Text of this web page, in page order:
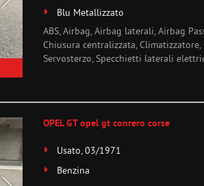
Blu Metallizzato
ABS, Airbag, Airbag laterali, Airbag
Chiusura centralizzata,
Servosterzo, Specchietti laterali
OPEL GT opel gt conrero corse
Usato, 03/1971
Benzina